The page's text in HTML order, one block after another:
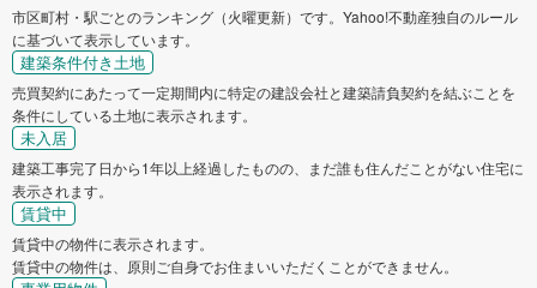
市区町村・駅ごとのランキング（火曜更新）です。Yahoo!不動産独自のルール
に基づいて表示しています。
建築条件付き土地
売買契約にあたって一定期間内に特定の建設会社と建築請負契約を結ぶことを
条件にしている土地に表示されます。
未入居
建築工事完了日から1年以上経過したものの、まだ誰も住んだことがない住宅に
表示されます。
賃貸中
賃貸中の物件に表示されます。
賃貸中の物件は、原則ご自身でお住まいいただくことができません。